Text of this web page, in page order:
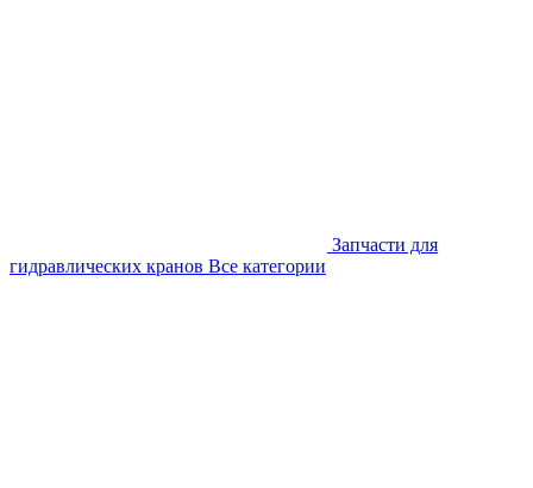
Запчасти для
гидравлических кранов Все категории